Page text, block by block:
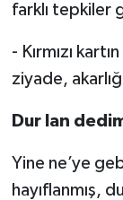
farklı tepkiler
- Kırmızı
ziyade,
Dur lan
Yine ne’ye
hayıflanmış,